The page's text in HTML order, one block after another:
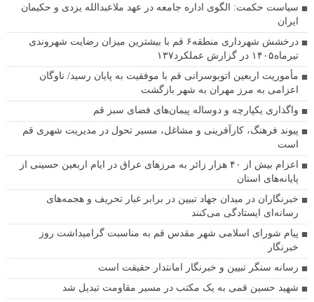
سیاست حکمت: الگوی اداره جامعه در عهد ملاعبدالله یزدی و حکیمان
ایران
درخشش شهرداری منطقه۶ قم با بیشترین میزان رضایت شهروندی
تیرماه۱۴۰۵ در گزارش عملکرد۱۳۷
مأموریت اربعین اتوبوسرانی قم با موفقیت به پایان رسید/ ناوگان
اعزامی به مرز مهران به شهر بازگشت
واگذاری یکپارچه و دوساله پیمان‌های فضای سبز قم
پیوند فرهنگ، کارآفرینی و مشاغل، مسیر تحول در مدیریت شهری قم
است
اعزام بیش از ۴۰ هزار زائر به مرزهای عراق در ایام اربعین حسینی از
پایانه‌های استان
خبرنگاران در میدان جهاد تبیین در برابر غبار تحریف و هجمه‌های
رسانه‌ای ایستادگی می‌کنند
پیام شورای اسلامی شهر مقدس قم به مناسبت گرامیداشت روز
خبرنگار
رسانه سنگر تبیین و خبرنگار امانتدار حقیقت است
شهید حسین قمی به یک مکتب در مسیر مقاومت تبدیل شد